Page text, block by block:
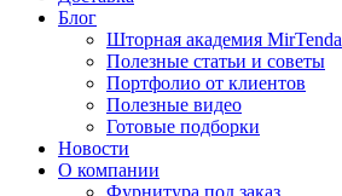
Блог
Шторная академия MirTenda
Полезные статьи и советы
Портфолио от клиентов
Полезные видео
Готовые подборки
Новости
О компании
Фурнитура под заказ